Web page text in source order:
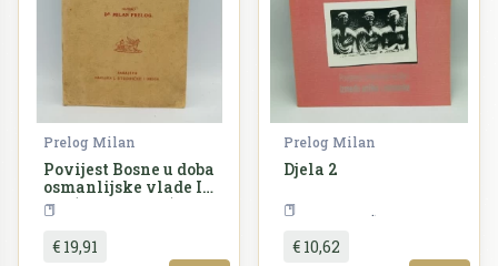
Prelog Milan
Povijest Bosne u doba
osmanlijske vlade I.
dio (1463. - 1739.)
Bosna i Hercegovina
€ 19,91
Prelog Milan
Djela 2
€ 10,62